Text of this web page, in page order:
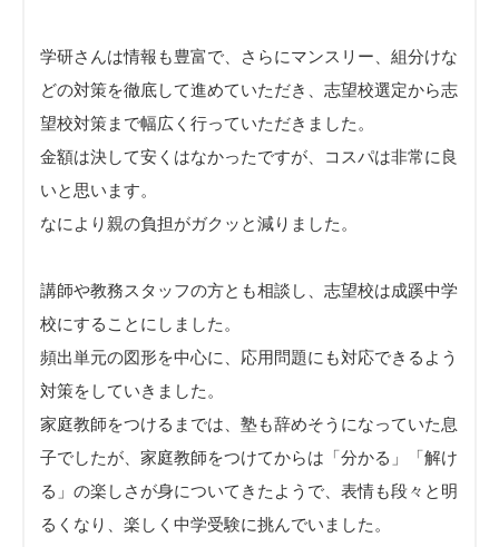
学研さんは情報も豊富で、さらにマンスリー、組分けな
どの対策を徹底して進めていただき、志望校選定から志
望校対策まで幅広く行っていただきました。
金額は決して安くはなかったですが、コスパは非常に良
いと思います。
なにより親の負担がガクッと減りました。
講師や教務スタッフの方とも相談し、志望校は成蹊中学
校にすることにしました。
頻出単元の図形を中心に、応用問題にも対応できるよう
対策をしていきました。
家庭教師をつけるまでは、塾も辞めそうになっていた息
子でしたが、家庭教師をつけてからは「分かる」「解け
る」の楽しさが身についてきたようで、表情も段々と明
るくなり、楽しく中学受験に挑んでいました。